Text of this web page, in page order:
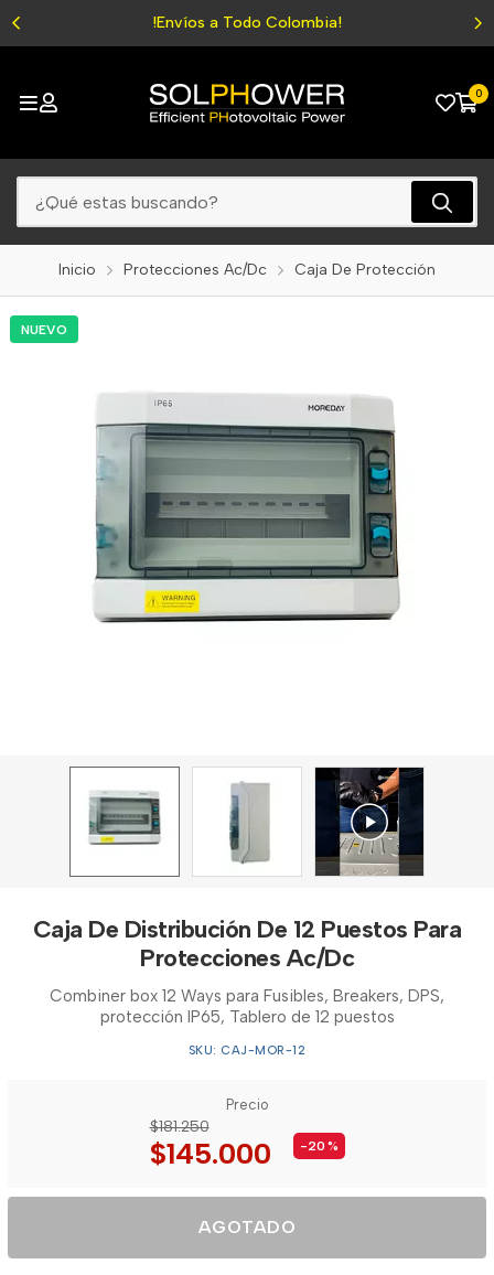
!Envíos a Todo Colombia!
0
Inicio Protecciones Ac/Dc Caja De Protección
NUEVO
Caja De Distribución De 12 Puestos Para
Protecciones Ac/Dc
Combiner box 12 Ways para Fusibles, Breakers, DPS,
protección IP65, Tablero de 12 puestos
SKU: CAJ-MOR-12
Precio
$181.250
$145.000 -20 %
AGOTADO